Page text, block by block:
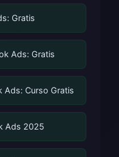
Gratis
Ads: Gratis
Ads: Curso Gratis
Ads 2025